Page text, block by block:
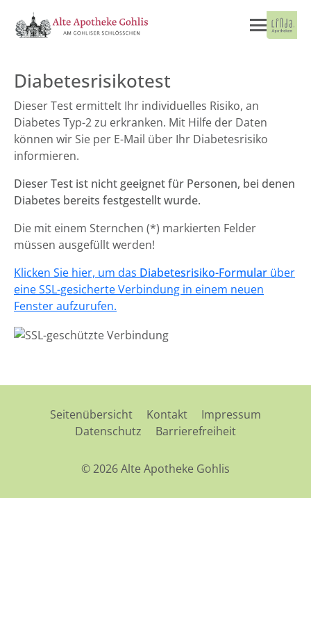
Diabetesrisikotest
Dieser Test ermittelt Ihr individuelles Risiko, an
Diabetes Typ-2 zu erkranken. Mit Hilfe der Daten
können wir Sie per E-Mail über Ihr Diabetesrisiko
informieren.
Dieser Test ist nicht geeignet für Personen, bei denen
Diabetes bereits festgestellt wurde.
Die mit einem Sternchen (*) markierten Felder
müssen ausgefüllt werden!
Klicken Sie hier, um das Diabetesrisiko-Formular über
eine SSL-gesicherte Verbindung in einem neuen
Fenster aufzurufen.
Seitenübersicht Kontakt
Impressum
Datenschutz
Barrierefreiheit
© 2026 Alte Apotheke Gohlis